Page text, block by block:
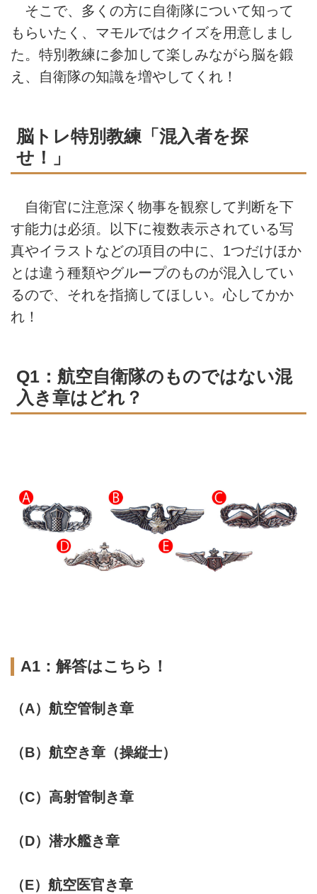
そこで、多くの方に自衛隊について知って
もらいたく、マモルではクイズを用意しまし
た。特別教練に参加して楽しみながら脳を鍛
え、自衛隊の知識を増やしてくれ！
脳トレ特別教練「混入者を探
せ！」
自衛官に注意深く物事を観察して判断を下
す能力は必須。以下に複数表示されている写
真やイラストなどの項目の中に、1つだけほか
とは違う種類やグループのものが混入してい
るので、それを指摘してほしい。心してかか
れ！
Q1：航空自衛隊のものではない混
入き章はどれ？
A1：解答はこちら！
（A）航空管制き章
（B）航空き章（操縦士）
（C）高射管制き章
（D）潜水艦き章
（E）航空医官き章